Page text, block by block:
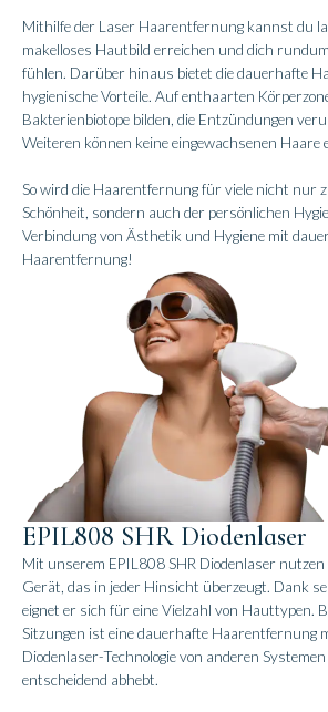
Mithilfe der Laser Haarentfernung kannst du
makelloses Hautbild erreichen und dich
fühlen. Darüber hinaus bietet die dauerhafte
hygienische Vorteile. Auf enthaarten
Bakterienbiotope bilden, die Entzündungen
Weiteren können keine eingewachsenen Haare
So wird die Haarentfernung für viele nicht nur
Schönheit, sondern auch der persönlichen
Verbindung von Ästhetik und Hygiene mit
Haarentfernung!
EPIL808 SHR Diodenlaser
Mit unserem EPIL808 SHR Diodenlaser
Gerät, das in jeder Hinsicht überzeugt. Dank
eignet er sich für eine Vielzahl von Hauttypen.
Sitzungen ist eine dauerhafte Haarentfernung
Diodenlaser-Technologie von anderen
entscheidend abhebt.